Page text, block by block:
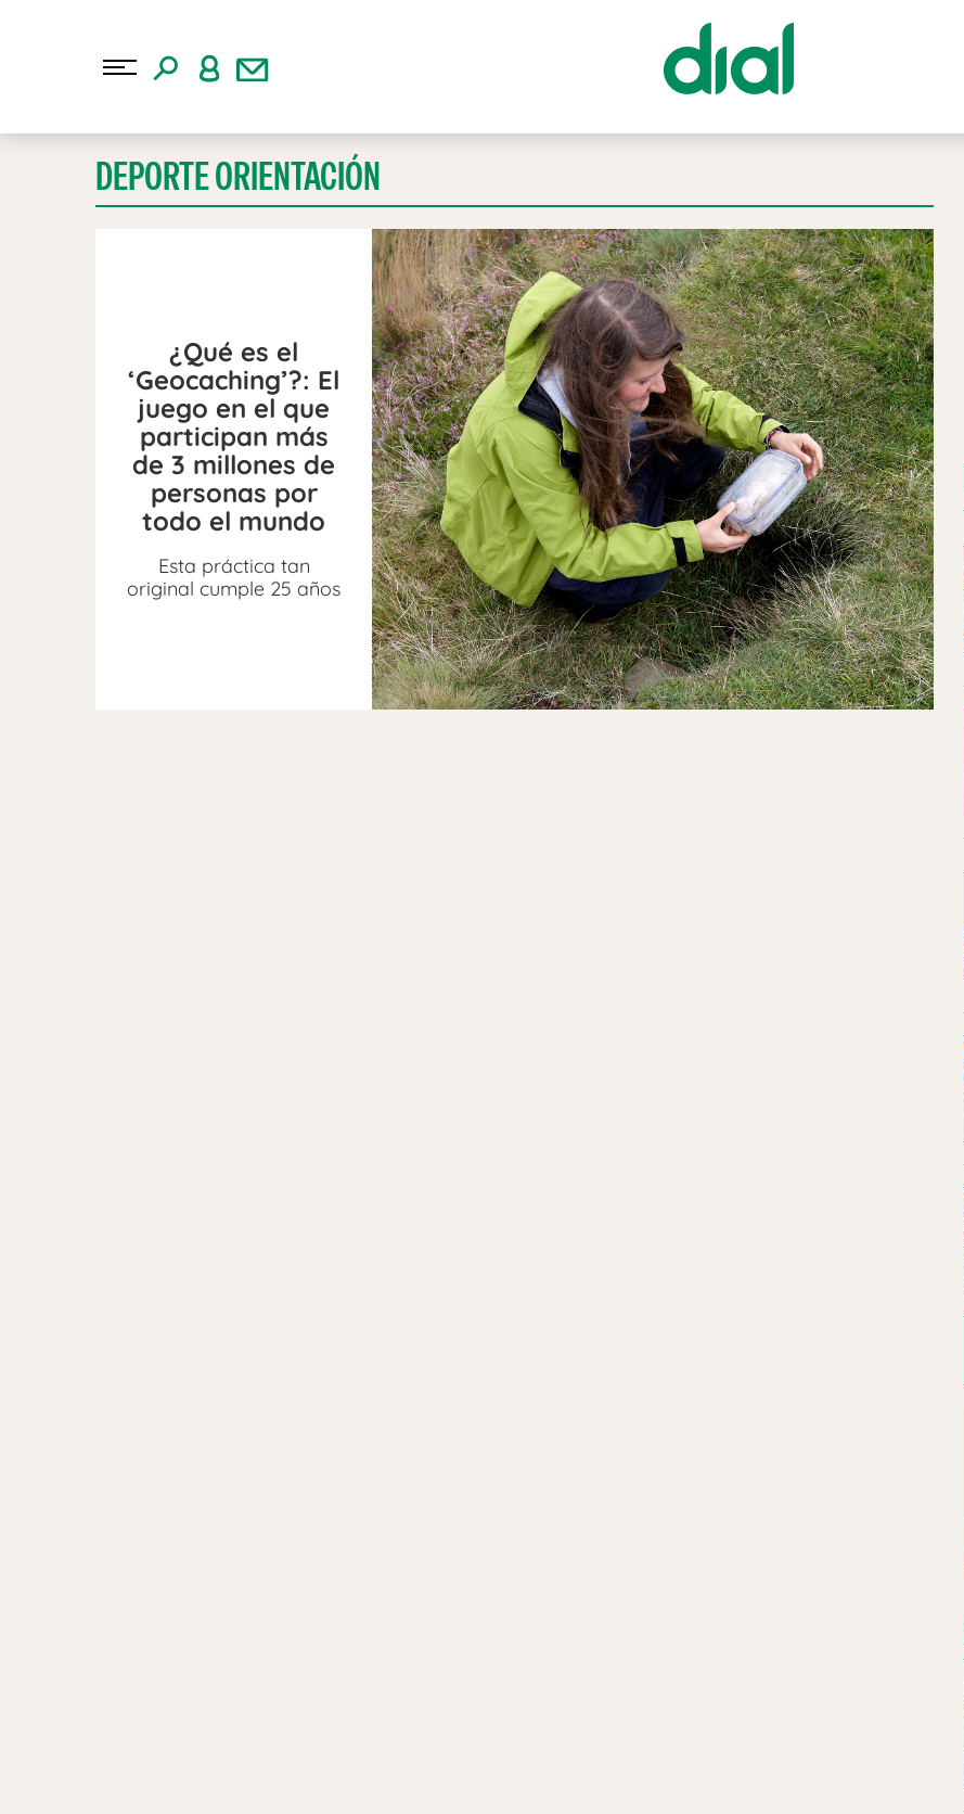
DEPORTE ORIENTACIÓN
¿Qué es el
‘Geocaching’?: El
juego en el que
participan más
de 3 millones de
personas por
todo el mundo
Esta práctica tan
original cumple 25 años